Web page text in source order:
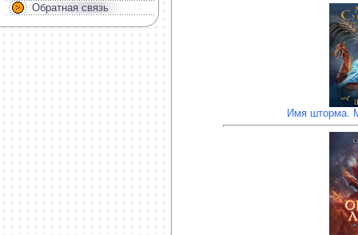
Обратная связь
Имя шторма.